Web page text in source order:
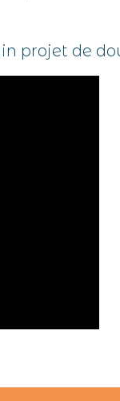
projet de